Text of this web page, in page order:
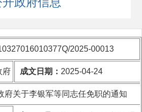
2025-00013
府 成文日期： 2025-04-24
府关于李银军等同志任免职的通知